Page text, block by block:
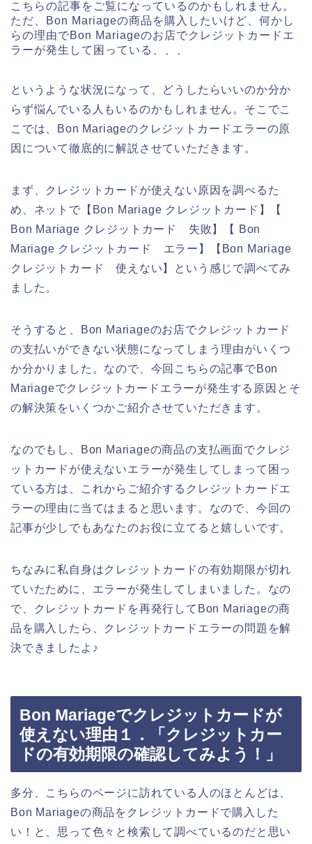
こちらの記事をご覧になっているのかもしれません。
ただ、Bon Mariageの商品を購入したいけど、何かし
らの理由でBon Mariageのお店でクレジットカードエ
ラーが発生して困っている、、、
というような状況になって、どうしたらいいのか分か
らず悩んでいる人もいるのかもしれません。そこでこ
こでは、Bon Mariageのクレジットカードエラーの原
因について徹底的に解説させていただきます。
まず、クレジットカードが使えない原因を調べるた
め、ネットで【Bon Mariage クレジットカード】【
Bon Mariage クレジットカード 失敗】【 Bon
Mariage クレジットカード エラー】【Bon Mariage
クレジットカード 使えない】という感じで調べてみ
ました。
そうすると、Bon Mariageのお店でクレジットカード
の支払いができない状態になってしまう理由がいくつ
か分かりました。なので、今回こちらの記事でBon
Mariageでクレジットカードエラーが発生する原因とそ
の解決策をいくつかご紹介させていただきます。
なのでもし、Bon Mariageの商品の支払画面でクレジ
ットカードが使えないエラーが発生してしまって困っ
ている方は、これからご紹介するクレジットカードエ
ラーの理由に当てはまると思います。なので、今回の
記事が少しでもあなたのお役に立てると嬉しいです。
ちなみに私自身はクレジットカードの有効期限が切れ
ていたために、エラーが発生してしまいました。なの
で、クレジットカードを再発行してBon Mariageの商
品を購入したら、クレジットカードエラーの問題を解
決できましたよ♪
Bon Mariageでクレジットカードが
使えない理由１．「クレジットカー
ドの有効期限の確認してみよう！」
多分、こちらのページに訪れている人のほとんどは、
Bon Mariageの商品をクレジットカードで購入した
い！と、思って色々と検索して調べているのだと思い